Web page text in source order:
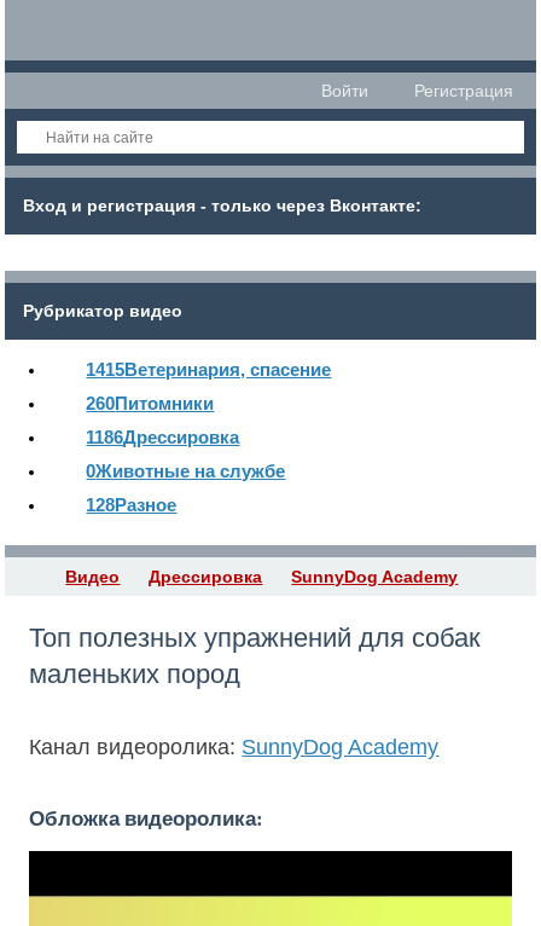
Войти Регистрация
Вход и регистрация - только через Вконтакте:
Рубрикатор видео
1415Ветеринария, спасение
260Питомники
1186Дрессировка
0Животные на службе
128Разное
Видео Дрессировка SunnyDog Academy
Топ полезных упражнений для собак
маленьких пород
Канал видеоролика: SunnyDog Academy
Обложка видеоролика: